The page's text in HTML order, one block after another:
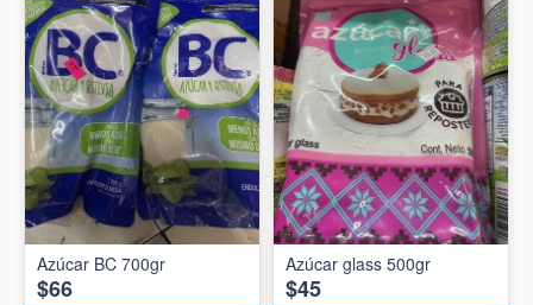
Azúcar BC 700gr
$66
Azúcar glass 500gr
$45